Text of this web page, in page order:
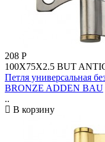
208 Р
100X75X2.5 BUT
Петля универсальная
BRONZE ADDEN BAU
..
В корзину